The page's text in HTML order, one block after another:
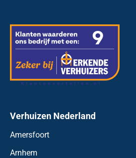
Verhuizen Nederland
Amersfoort
Arnhem